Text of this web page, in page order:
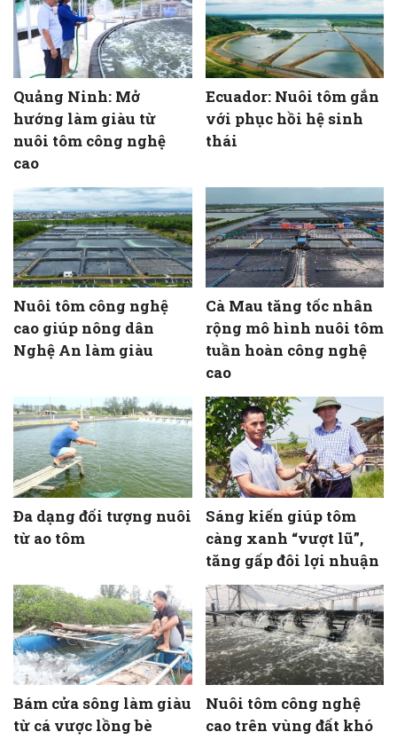
Quảng Ninh: Mở
hướng làm giàu từ
nuôi tôm công nghệ
cao
Ecuador: Nuôi tôm gắn
với phục hồi hệ sinh
thái
Nuôi tôm công nghệ
cao giúp nông dân
Nghệ An làm giàu
Cà Mau tăng tốc nhân
rộng mô hình nuôi tôm
tuần hoàn công nghệ
cao
Đa dạng đối tượng nuôi
từ ao tôm
Sáng kiến giúp tôm
càng xanh “vượt lũ”,
tăng gấp đôi lợi nhuận
Bám cửa sông làm giàu
từ cá vược lồng bè
Nuôi tôm công nghệ
cao trên vùng đất khó